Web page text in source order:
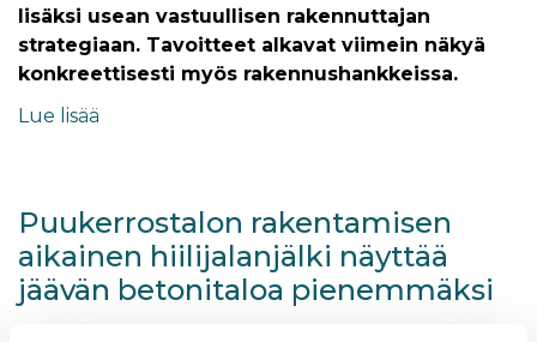
lisäksi usean vastuullisen rakennuttajan
strategiaan. Tavoitteet alkavat viimein näkyä
konkreettisesti myös rakennushankkeissa.
Lue lisää
Puukerrostalon rakentamisen
aikainen hiilijalanjälki näyttää
jäävän betonitaloa pienemmäksi